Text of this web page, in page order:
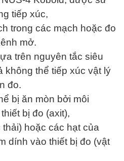
tiếp xúc,
trong các mạch hoặc đo
mở.
trên nguyên tắc siêu
không thể tiếp xúc vật lý
đo.
bị ăn mòn bởi môi
bị đo (axit),
hoặc các hạt của
dính vào thiết bị đo (vật